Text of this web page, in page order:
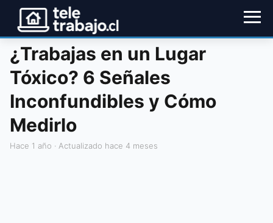
¿Trabajas en un Lugar
Tóxico? 6 Señales
Inconfundibles y Cómo
Medirlo
hace 1 año · Actualizado hace 4 meses